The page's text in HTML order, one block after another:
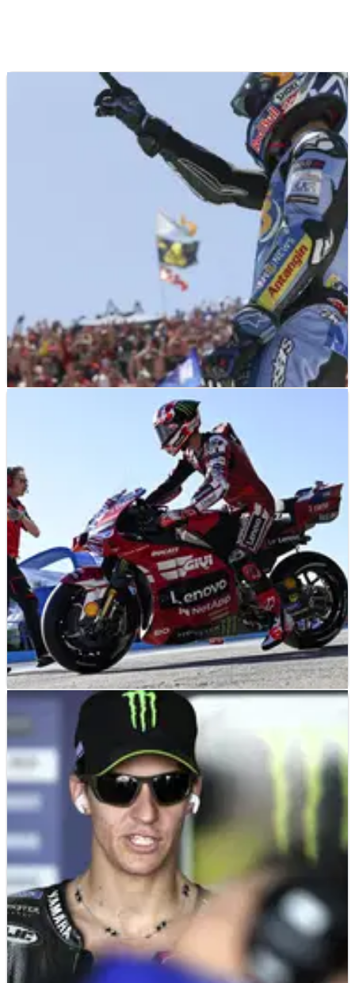
MotoGP Prancis Mengawali 'Tiga Akhir Pekan
Penting' untuk Alex Marquez
Alex Marquez mengatakan tiga balapan berikutnya penting
untuk memahami posisi sebenarnya dengan motor Ducati
2026.
NEWS
Pecco Bagnaia: “Pretty difficult time for
Ducati” ahead of Le Mans MotoGP
Francesco Bagnaia menjelaskan kesulitan yang dihadapi
Ducati jelang MotoGP Prancis di Le Mans.